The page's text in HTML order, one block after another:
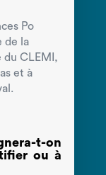
Po
de la
du CLEMI,
et à
t-on
ou à